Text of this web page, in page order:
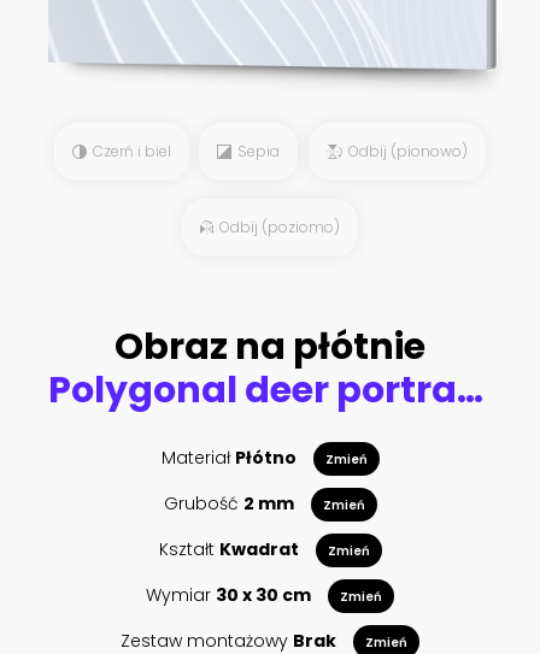
Czerń i biel Sepia Odbij (pionowo)
Odbij (poziomo)
Obraz na płótnie
Polygonal deer portrait. Geometric animal illustration. Reindeer poster. Scandinavian style. Vector print.
Materiał Płótno Zmień
Grubość 2 mm Zmień
Kształt Kwadrat Zmień
Wymiar 30 x 30 cm Zmień
Zestaw montażowy Brak Zmień